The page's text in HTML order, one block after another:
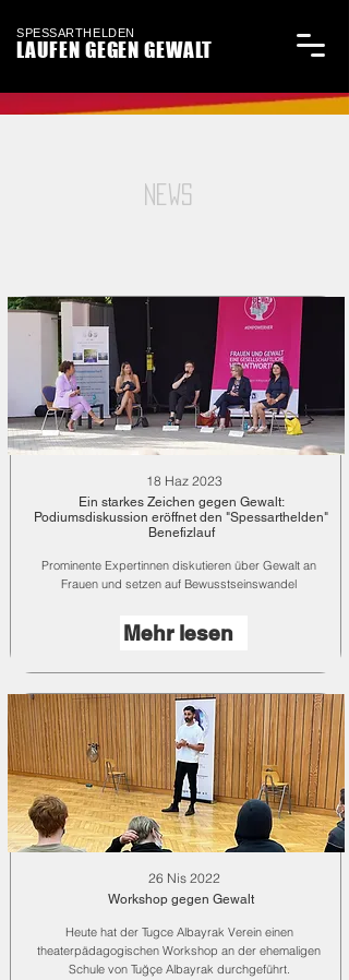
SPESSARTHELDEN
LAUFEN GEGEN GEWALT
NEWS
18 Haz 2023
Ein starkes Zeichen gegen Gewalt:
Podiumsdiskussion eröffnet den "Spessarthelden"
Benefizlauf
Prominente Expertinnen diskutieren über Gewalt an
Frauen und setzen auf Bewusstseinswandel
Mehr lesen
26 Nis 2022
Workshop gegen Gewalt
Heute hat der Tugce Albayrak Verein einen
theaterpädagogischen Workshop an der ehemaligen
Schule von Tuğçe Albayrak durchgeführt.